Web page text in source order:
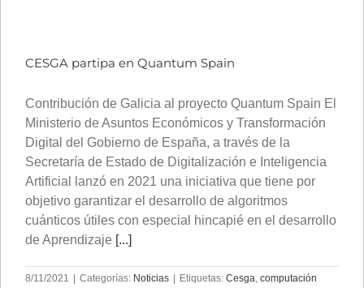
CESGA partipa en Quantum Spain
Contribución de Galicia al proyecto Quantum Spain El
Ministerio de Asuntos Económicos y Transformación
Digital del Gobierno de España, a través de la
Secretaría de Estado de Digitalización e Inteligencia
Artificial lanzó en 2021 una iniciativa que tiene por
objetivo garantizar el desarrollo de algoritmos
cuánticos útiles con especial hincapié en el desarrollo
de Aprendizaje [...]
8/11/2021 | Categorías: Noticias | Etiquetas: Cesga computación